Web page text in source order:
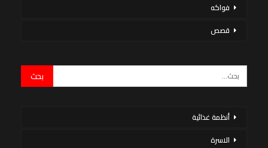
فواكه
قصص
أنظمة غذائية
الاسرة